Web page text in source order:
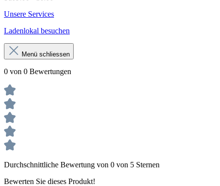
Unsere Services
Ladenlokal besuchen
Menü schliessen
0 von 0 Bewertungen
Durchschnittliche Bewertung von 0 von 5 Sternen
Bewerten Sie dieses Produkt!